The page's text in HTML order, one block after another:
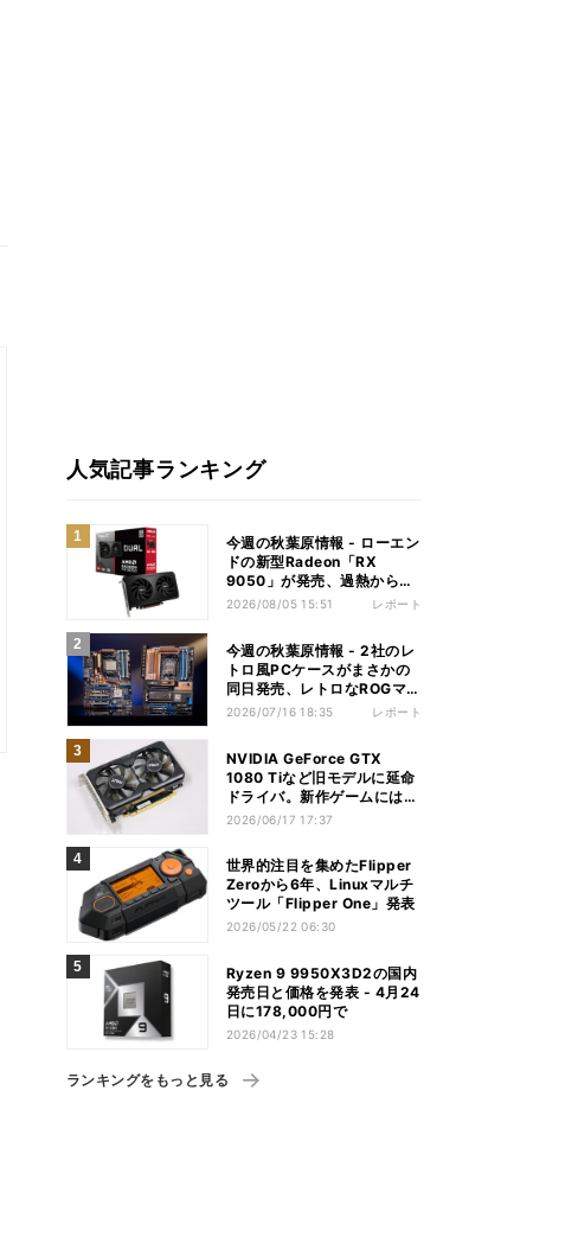
人気記事ランキング
今週の秋葉原情報 - ローエン
ドの新型Radeon「RX
9050」が発売、過熱から守
れる電源ケーブルも
2026/08/05 15:51 レポート
今週の秋葉原情報 - 2社のレ
トロ風PCケースがまさかの
同日発売、レトロなROGマザ
ーも登場
2026/07/16 18:35 レポート
NVIDIA GeForce GTX
1080 Tiなど旧モデルに延命
ドライバ。新作ゲームには非
対応
2026/06/17 17:37
世界的注目を集めたFlipper
Zeroから6年、Linuxマルチ
ツール「Flipper One」発表
2026/05/22 06:30
Ryzen 9 9950X3D2の国内
発売日と価格を発表 - 4月24
日に178,000円で
2026/04/23 15:28
ランキングをもっと見る